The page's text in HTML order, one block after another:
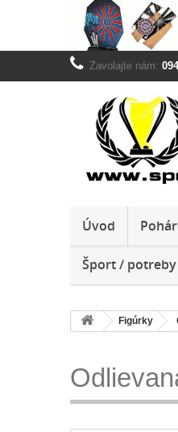
Zavolajte nám:
Úvod
Šport /
Figúrky